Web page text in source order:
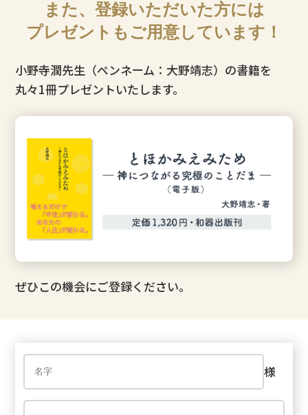
また、登録いただいた方には
プレゼントもご用意しています！
小野寺潤先生（ペンネーム：大野靖志）の書籍を
丸々1冊プレゼントいたします。
ぜひこの機会にご登録ください。
様